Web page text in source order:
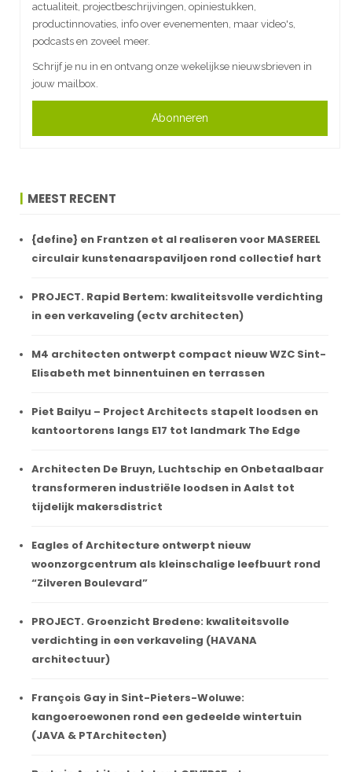
actualiteit, projectbeschrijvingen, opiniestukken,
productinnovaties, info over evenementen, maar video's,
podcasts en zoveel meer.
Schrijf je nu in en ontvang onze wekelijkse nieuwsbrieven in
jouw mailbox.
Abonneren
MEEST RECENT
{define} en Frantzen et al realiseren voor MASEREEL
circulair kunstenaarspaviljoen rond collectief hart
PROJECT. Rapid Bertem: kwaliteitsvolle verdichting
in een verkaveling (ectv architecten)
M4 architecten ontwerpt compact nieuw WZC Sint-
Elisabeth met binnentuinen en terrassen
Piet Bailyu – Project Architects stapelt loodsen en
kantoortorens langs E17 tot landmark The Edge
Architecten De Bruyn, Luchtschip en Onbetaalbaar
transformeren industriële loodsen in Aalst tot
tijdelijk makersdistrict
Eagles of Architecture ontwerpt nieuw
woonzorgcentrum als kleinschalige leefbuurt rond
“Zilveren Boulevard”
PROJECT. Groenzicht Bredene: kwaliteitsvolle
verdichting in een verkaveling (HAVANA
architectuur)
François Gay in Sint-Pieters-Woluwe:
kangoeroewonen rond een gedeelde wintertuin
(JAVA & PTArchitecten)